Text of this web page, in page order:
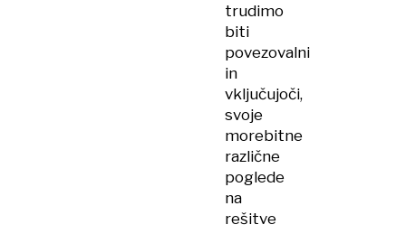
trudimo
biti
povezovalni
in
vključujoči,
svoje
morebitne
različne
poglede
na
rešitve